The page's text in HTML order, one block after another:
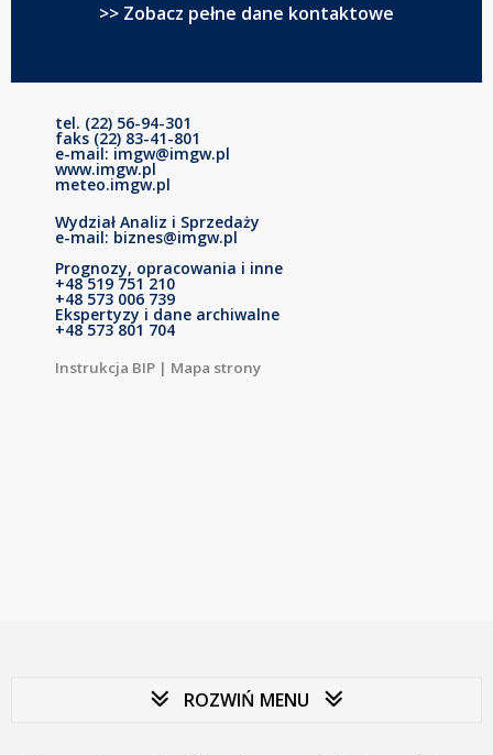
>> Zobacz pełne dane kontaktowe
tel. (22) 56-94-301
faks (22) 83-41-801
e-mail: imgw@imgw.pl
www.imgw.pl
meteo.imgw.pl
Wydział Analiz i Sprzedaży
e-mail: biznes@imgw.pl
Prognozy, opracowania i inne
+48 519 751 210
+48 573 006 739
Ekspertyzy i dane archiwalne
+48 573 801 704
Instrukcja BIP | Mapa strony
ROZWIŃ MENU